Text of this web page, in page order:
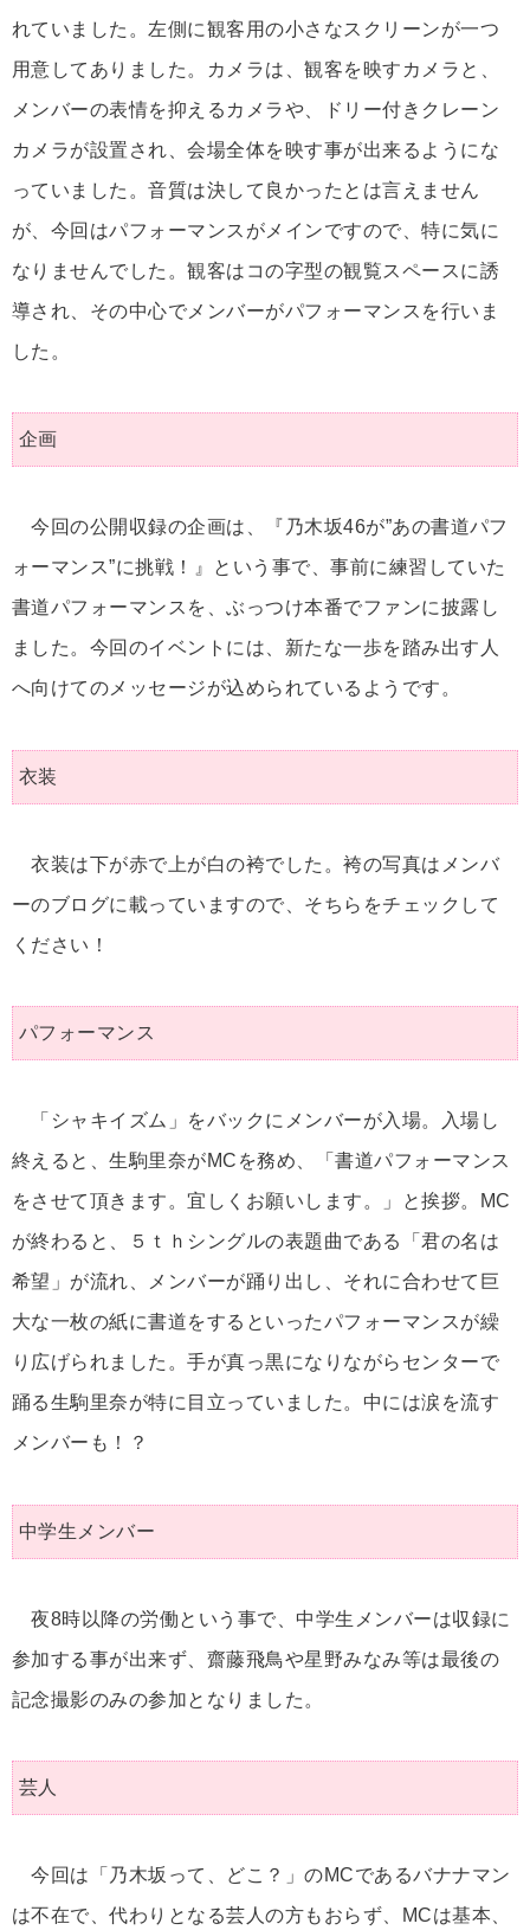
れていました。左側に観客用の小さなスクリーンが一つ
用意してありました。カメラは、観客を映すカメラと、
メンバーの表情を抑えるカメラや、ドリー付きクレーン
カメラが設置され、会場全体を映す事が出来るようにな
っていました。音質は決して良かったとは言えません
が、今回はパフォーマンスがメインですので、特に気に
なりませんでした。観客はコの字型の観覧スペースに誘
導され、その中心でメンバーがパフォーマンスを行いま
した。
企画
今回の公開収録の企画は、『乃木坂46が”あの書道パフ
ォーマンス”に挑戦！』という事で、事前に練習していた
書道パフォーマンスを、ぶっつけ本番でファンに披露し
ました。今回のイベントには、新たな一歩を踏み出す人
へ向けてのメッセージが込められているようです。
衣装
衣装は下が赤で上が白の袴でした。袴の写真はメンバ
ーのブログに載っていますので、そちらをチェックして
ください！
パフォーマンス
「シャキイズム」をバックにメンバーが入場。入場し
終えると、生駒里奈がMCを務め、「書道パフォーマンス
をさせて頂きます。宜しくお願いします。」と挨拶。MC
が終わると、５ｔｈシングルの表題曲である「君の名は
希望」が流れ、メンバーが踊り出し、それに合わせて巨
大な一枚の紙に書道をするといったパフォーマンスが繰
り広げられました。手が真っ黒になりながらセンターで
踊る生駒里奈が特に目立っていました。中には涙を流す
メンバーも！？
中学生メンバー
夜8時以降の労働という事で、中学生メンバーは収録に
参加する事が出来ず、齋藤飛鳥や星野みなみ等は最後の
記念撮影のみの参加となりました。
芸人
今回は「乃木坂って、どこ？」のMCであるバナナマン
は不在で、代わりとなる芸人の方もおらず、MCは基本、